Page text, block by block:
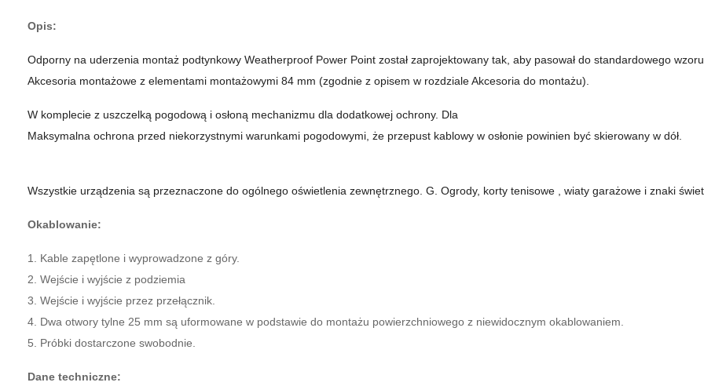
Opis:
Odporny na uderzenia montaż podtynkowy Weatherproof Power Point został zaprojektowany tak, aby pasował do standardowego wzoru
Akcesoria montażowe z elementami montażowymi 84 mm (zgodnie z opisem w rozdziale Akcesoria do montażu).
W komplecie z uszczelką pogodową i osłoną mechanizmu dla dodatkowej ochrony. Dla
Maksymalna ochrona przed niekorzystnymi warunkami pogodowymi, że przepust kablowy w osłonie powinien być skierowany w dół.
Wszystkie urządzenia są przeznaczone do ogólnego oświetlenia zewnętrznego. G. Ogrody, korty tenisowe , wiaty garażowe i znaki
Okablowanie:
1. Kable zapętlone i wyprowadzone z góry.
2. Wejście i wyjście z podziemia
3. Wejście i wyjście przez przełącznik.
4. Dwa otwory tylne 25 mm są uformowane w podstawie do montażu powierzchniowego z niewidocznym okablowaniem.
5. Próbki dostarczone swobodnie.
Dane techniczne: